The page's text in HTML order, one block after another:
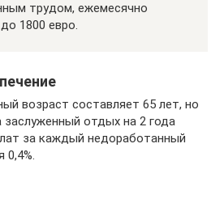
трудом, ежемесячно
1800 евро.
возраст составляет 65 лет, но
заслуженный отдых на 2 года
за каждый недоработанный
0,4%.